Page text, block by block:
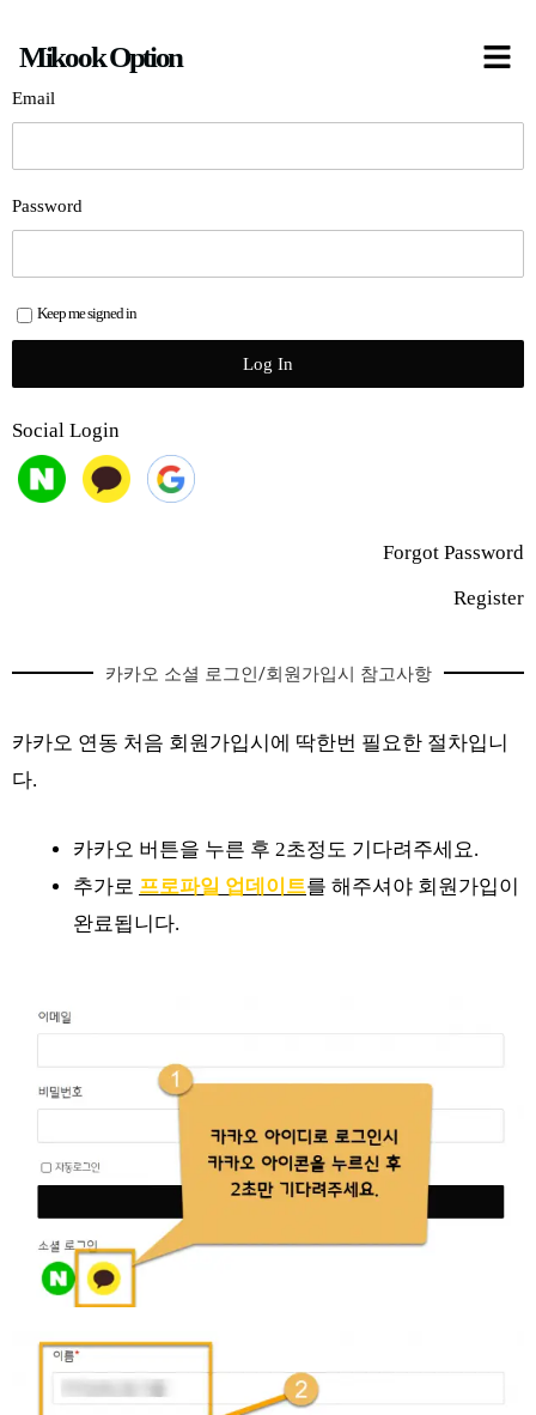
츠
로
건
너
기
Mikook Option
Email
Password
Keep me signed in
Social Login
Forgot Password
Register
카카오 소셜 로그인/회원가입시 참고사항
카카오 연동 처음 회원가입시에 딱한번 필요한 절차입니
다.
카카오 버튼을 누른 후 2초정도 기다려주세요.
추가로 프로파일 업데이트를 해주셔야 회원가입이
완료됩니다.